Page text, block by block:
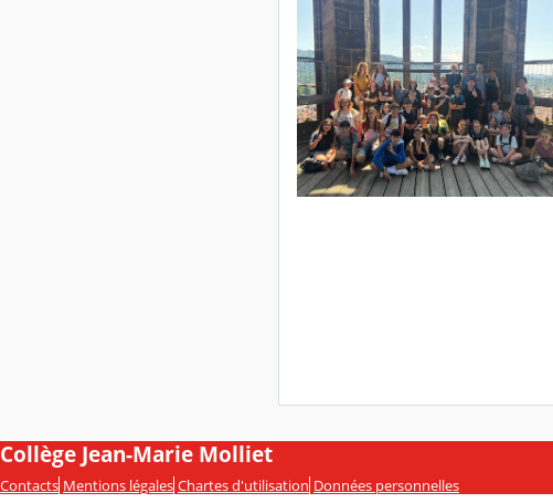
Collège Jean-Marie Molliet
Contacts Mentions légales Chartes d'utilisation Données personnelles